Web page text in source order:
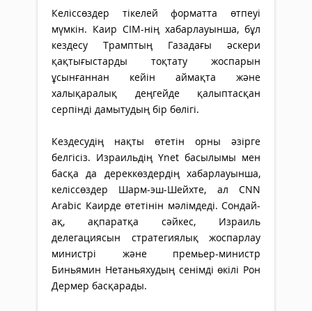
Келіссөздер тікелей форматта өтпеуі
мүмкін. Каир СІМ-нің хабарлауынша, бұл
кездесу Трамптың Газадағы әскери
қақтығыстарды тоқтату жоспарын
ұсынғаннан кейін аймақта және
халықаралық деңгейде қалыптасқан
серпінді дамытудың бір бөлігі.
Кездесудің нақты өтетін орны әзірге
белгісіз. Израильдің Ynet басылымы мен
басқа да дереккөздердің хабарлауынша,
келіссөздер Шарм-эш-Шейхте, ал CNN
Arabic Каирде өтетінін мәлімдеді. Сондай-
ақ, ақпаратқа сәйкес, Израиль
делегациясын стратегиялық жоспарлау
министрі және премьер-министр
Биньямин Нетаньяхудың сенімді өкілі Рон
Дермер басқарады.